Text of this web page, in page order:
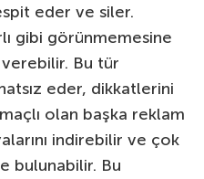
eder ve siler.
gibi görünmemesine
verebilir. Bu tür
eder, dikkatlerini
olan başka reklam
indirebilir ve çok
bulunabilir. Bu